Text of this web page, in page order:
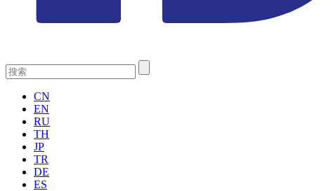
CN
EN
RU
TH
JP
TR
DE
ES